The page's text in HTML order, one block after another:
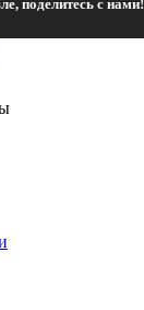
поделитесь с нами!